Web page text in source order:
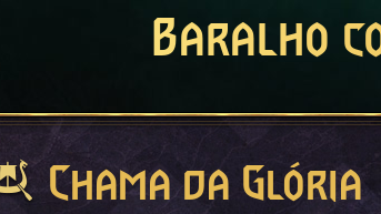
Baralho
Chama da Glória